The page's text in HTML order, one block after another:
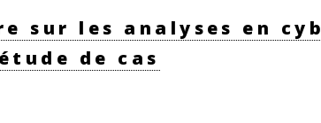
sur les analyses en
de cas